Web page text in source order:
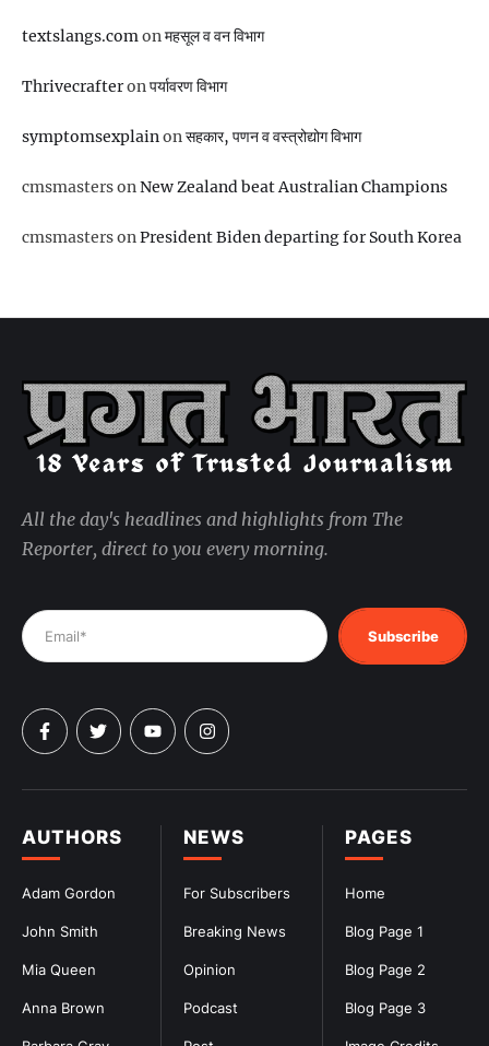
textslangs.comonमहसूल व वन विभाग
Thrivecrafteronपर्यावरण विभाग
symptomsexplainonसहकार, पणन व वस्‍त्रोद्योग विभाग
cmsmastersonNew Zealand beat Australian Champions
cmsmastersonPresident Biden departing for South Korea
PAGES
Home
Blog Page 1
Blog Page 2
Blog Page 3
NEWS
For Subscribers
Breaking News
Opinion
Podcast
AUTHORS
Adam Gordon
John Smith
Mia Queen
Anna Brown
All the day's headlines and highlights from The
Reporter, direct to you every morning.
Subscribe